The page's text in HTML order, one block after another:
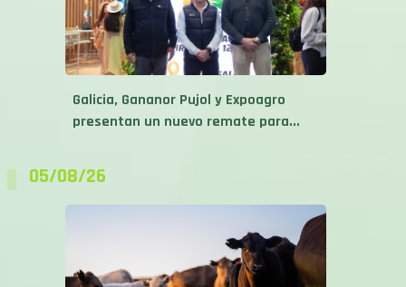
Galicia, Gananor Pujol y Expoagro
presentan un nuevo remate para...
05/08/26